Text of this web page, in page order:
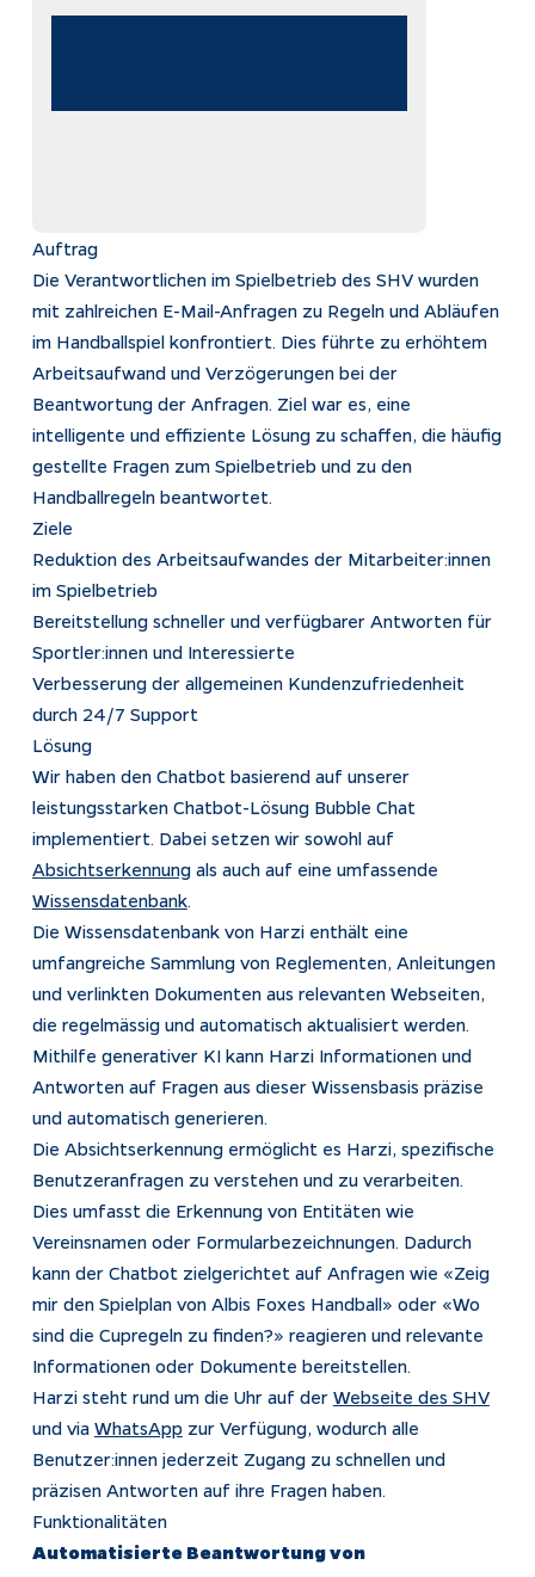
Auftrag
Die Verantwortlichen im Spielbetrieb des SHV wurden
mit zahlreichen E-Mail-Anfragen zu Regeln und Abläufen
im Handballspiel konfrontiert. Dies führte zu erhöhtem
Arbeitsaufwand und Verzögerungen bei der
Beantwortung der Anfragen. Ziel war es, eine
intelligente und effiziente Lösung zu schaffen, die häufig
gestellte Fragen zum Spielbetrieb und zu den
Handballregeln beantwortet.
Ziele
Reduktion des Arbeitsaufwandes der Mitarbeiter:innen
im Spielbetrieb
Bereitstellung schneller und verfügbarer Antworten für
Sportler:innen und Interessierte
Verbesserung der allgemeinen Kundenzufriedenheit
durch 24/7 Support
Lösung
Wir haben den Chatbot basierend auf unserer
leistungsstarken Chatbot-Lösung Bubble Chat
implementiert. Dabei setzen wir sowohl auf
Absichtserkennungals auch auf eine umfassende
Wissensdatenbank.
Die Wissensdatenbank von Harzi enthält eine
umfangreiche Sammlung von Reglementen, Anleitungen
und verlinkten Dokumenten aus relevanten Webseiten,
die regelmässig und automatisch aktualisiert werden.
Mithilfe generativer KI kann Harzi Informationen und
Antworten auf Fragen aus dieser Wissensbasis präzise
und automatisch generieren.
Die Absichtserkennung ermöglicht es Harzi, spezifische
Benutzeranfragen zu verstehen und zu verarbeiten.
Dies umfasst die Erkennung von Entitäten wie
Vereinsnamen oder Formularbezeichnungen. Dadurch
kann der Chatbot zielgerichtet auf Anfragen wie «Zeig
mir den Spielplan von Albis Foxes Handball» oder «Wo
sind die Cupregeln zu finden?» reagieren und relevante
Informationen oder Dokumente bereitstellen.
Harzi steht rund um die Uhr auf der Webseite des SHV
und via WhatsApp zur Verfügung, wodurch alle
Benutzer:innen jederzeit Zugang zu schnellen und
präzisen Antworten auf ihre Fragen haben.
Funktionalitäten
Automatisierte Beantwortung von
Impressum